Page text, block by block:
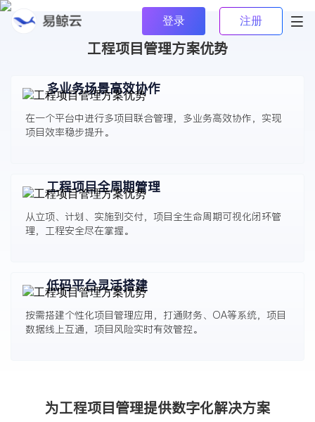
登录 注册 
工程项目管理方案优势
多业务场景高效协作
在一个平台中进行多项目联合管理，多业务高效协作，实现
项目效率稳步提升。
工程项目全周期管理
从立项、计划、实施到交付，项目全生命周期可视化闭环管
理，工程安全尽在掌握。
低码平台灵活搭建
按需搭建个性化项目管理应用，打通财务、OA等系统，项目
数据线上互通，项目风险实时有效管控。
为工程项目管理提供数字化解决方案